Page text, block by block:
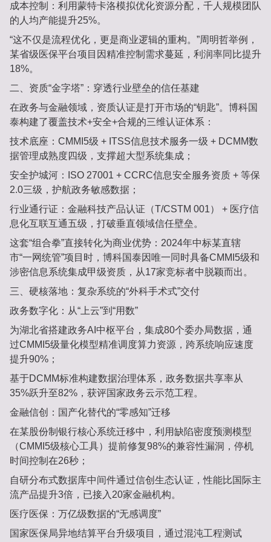
成本控制‌：利用蒙特卡洛模拟优化资源分配，千人规模团队
的人均产能提升‌25%‌。
“这不仅是流程优化，更是商业逻辑的重构。”周明哲举例，
某省级医保平台项目因精准控制需求蔓延，利润率同比提升‌
18%‌。
二、资质“金字塔”：穿透行业壁垒的信任基建‌
在政务与金融领域，资质认证是打开市场的“钥匙”。博科国
泰构建了覆盖‌技术+安全+合规‌的三维认证体系：
技术底座‌：CMMI5级 + ‌ITSS信息技术服务一级‌ + ‌DCMM数
据管理成熟度四级‌，支撑超大型系统集成；
安全护城河‌：‌ISO 27001‌ + ‌CCRC信息安全服务资质‌ + ‌等保
2.0三级‌，护航政务敏感数据；
行业通行证‌：‌金融科技产品认证（T/CSTM 001）‌ + ‌医疗信
息化互联互通五级‌，打破垂直领域信任壁垒。
这套“组合拳”直接转化为商业优势：2024年中标某直辖
市“一网统管”项目时，博科国泰因唯一同时具备CMMI5级和‌
涉密信息系统集成甲级资质‌，从17家竞标者中脱颖而出。
三、硬核落地：复杂系统的“外科手术式”交付‌
政务数字化：从“上云”到“用数”‌
为湖北省搭建‌政务AI中枢平台‌，集成80个委办局数据，通
过CMMI5级量化模型精准调度算力资源，跨系统响应速度
提升‌90%‌；
基于‌DCMM标准‌构建数据治理体系，政务数据共享率从
35%跃升至‌82%‌，获评‌国家政务云示范工程‌。
金融信创：国产化替代的“零感知”迁移‌
在某股份制银行核心系统迁移中，利用‌缺陷密度预测模型‌
（CMMI5级核心工具）提前修复98%的兼容性漏洞，停机
时间控制在‌26秒‌；
自研‌分布式数据库中间件‌通过‌信创生态认证‌，性能比国际主
流产品提升‌3倍‌，已接入20家金融机构。
医疗医保：万亿级数据的“无感调度”‌
国家医保局异地结算平台升级项目，通过‌混沌工程测试‌